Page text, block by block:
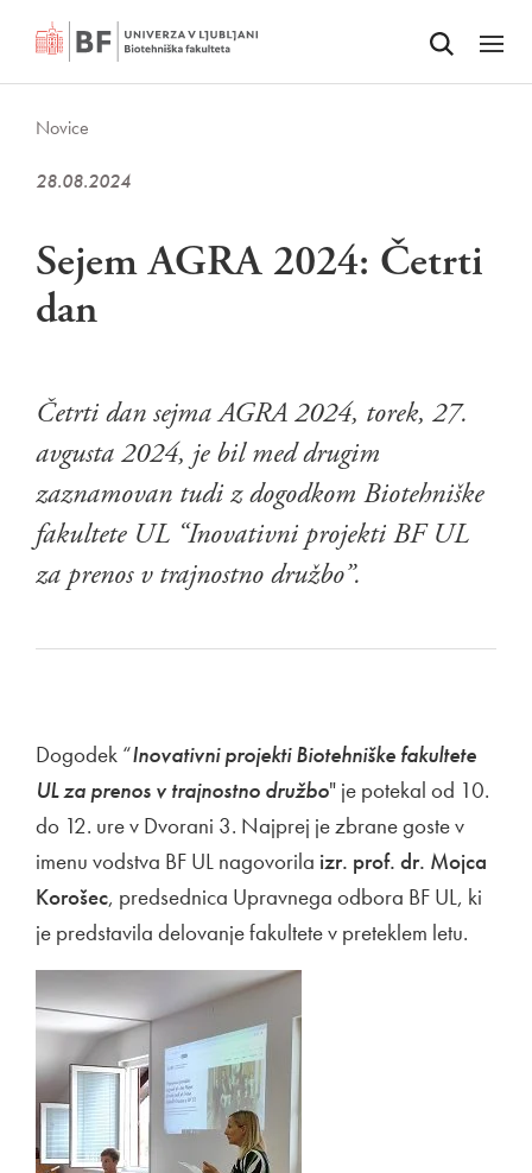
Odpri iskalnik
Odpri
Novice
28.08.2024
Sejem AGRA 2024: Četrti
dan
Četrti dan sejma AGRA 2024, torek, 27.
avgusta 2024, je bil med drugim
zaznamovan tudi z dogodkom Biotehniške
fakultete UL “Inovativni projekti BF UL
za prenos v trajnostno družbo”.
Dogodek “Inovativni projekti Biotehniške fakultete
UL za prenos v trajnostno družbo" je potekal od 10.
do 12. ure v Dvorani 3. Najprej je zbrane goste v
imenu vodstva BF UL nagovorila izr. prof. dr. Mojca
Korošec, predsednica Upravnega odbora BF UL, ki
je predstavila delovanje fakultete v preteklem letu.